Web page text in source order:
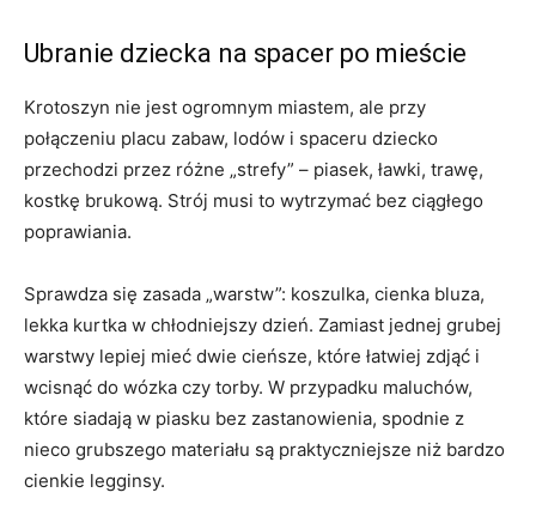
Ubranie dziecka na spacer po mieście
Krotoszyn nie jest ogromnym miastem, ale przy
połączeniu placu zabaw, lodów i spaceru dziecko
przechodzi przez różne „strefy” – piasek, ławki, trawę,
kostkę brukową. Strój musi to wytrzymać bez ciągłego
poprawiania.
Sprawdza się zasada „warstw”: koszulka, cienka bluza,
lekka kurtka w chłodniejszy dzień. Zamiast jednej grubej
warstwy lepiej mieć dwie cieńsze, które łatwiej zdjąć i
wcisnąć do wózka czy torby. W przypadku maluchów,
które siadają w piasku bez zastanowienia, spodnie z
nieco grubszego materiału są praktyczniejsze niż bardzo
cienkie legginsy.